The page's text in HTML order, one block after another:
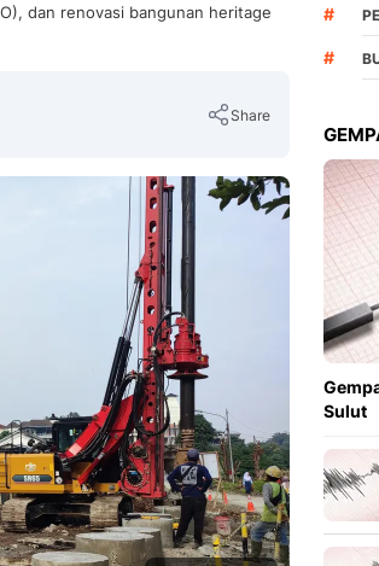
dan renovasi bangunan heritage
Share
#
#
Sulut